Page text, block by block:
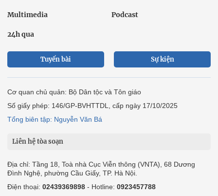
Multimedia Podcast
24h qua
Tuyến bài Sự kiện
Cơ quan chủ quản: Bộ Dân tộc và Tôn giáo
Số giấy phép: 146/GP-BVHTTDL, cấp ngày 17/10/2025
Tổng biên tập: Nguyễn Văn Bá
Liên hệ tòa soạn
Địa chỉ: Tầng 18, Toà nhà Cục Viễn thông (VNTA), 68 Dương
Đình Nghệ, phường Cầu Giấy, TP. Hà Nội.
Điện thoại: 02439369898 - Hotline: 0923457788